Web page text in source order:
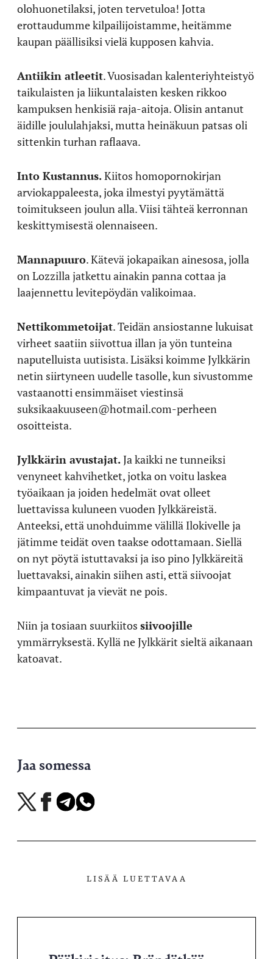
olohuonetilaksi, joten tervetuloa! Jotta
erottaudumme kilpailijoistamme, heitämme
kaupan päällisiksi vielä kupposen kahvia.
Antiikin atleetit. Vuosisadan kalenteriyhteistyö
taikulaisten ja liikuntalaisten kesken rikkoo
kampuksen henkisiä raja-aitoja. Olisin antanut
äidille joululahjaksi, mutta heinäkuun patsas oli
sittenkin turhan raflaava.
Into Kustannus.Kiitos homopornokirjan
arviokappaleesta, joka ilmestyi pyytämättä
toimitukseen joulun alla. Viisi tähteä kerronnan
keskittymisestä olennaiseen.
Mannapuuro. Kätevä jokapaikan ainesosa, jolla
on Lozzilla jatkettu ainakin panna cottaa ja
laajennettu levitepöydän valikoimaa.
Nettikommetoijat. Teidän ansiostanne lukuisat
virheet saatiin siivottua illan ja yön tunteina
naputelluista uutisista. Lisäksi koimme Jylkkärin
netin siirtyneen uudelle tasolle, kun sivustomme
vastaanotti ensimmäiset viestinsä
suksikaakuuseen@hotmail.com-perheen
osoitteista.
Jylkkärin avustajat.Ja kaikki ne tunneiksi
venyneet kahvihetket, jotka on voitu laskea
työaikaan ja joiden hedelmät ovat olleet
luettavissa kuluneen vuoden Jylkkäreistä.
Anteeksi, että unohduimme välillä Ilokivelle ja
jätimme teidät oven taakse odottamaan. Siellä
on nyt pöytä istuttavaksi ja iso pino Jylkkäreitä
luettavaksi, ainakin siihen asti, että siivoojat
kimpaantuvat ja vievät ne pois.
Niin ja tosiaan suurkiitos siivoojille
ymmärryksestä. Kyllä ne Jylkkärit sieltä aikanaan
katoavat.
Jaa somessa
Jaa
X-
Jaa
Facebookissa
Jaa
Telegramissa
Jaa
WhatsAppissa
LISÄÄ LUETTAVAA